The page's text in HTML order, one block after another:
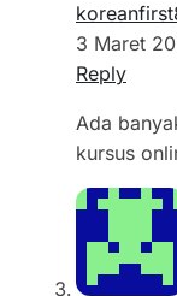
3 Maret
Reply
Ada
kursus